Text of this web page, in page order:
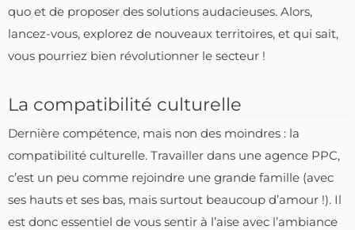
quo et de proposer des solutions audacieuses. Alors,
lancez-vous, explorez de nouveaux territoires, et qui sait,
vous pourriez bien révolutionner le secteur !
La compatibilité culturelle
Dernière compétence, mais non des moindres : la
compatibilité culturelle. Travailler dans une agence PPC,
c’est un peu comme rejoindre une grande famille (avec
ses hauts et ses bas, mais surtout beaucoup d’amour !). Il
est donc essentiel de vous sentir à l’aise avec l’ambiance